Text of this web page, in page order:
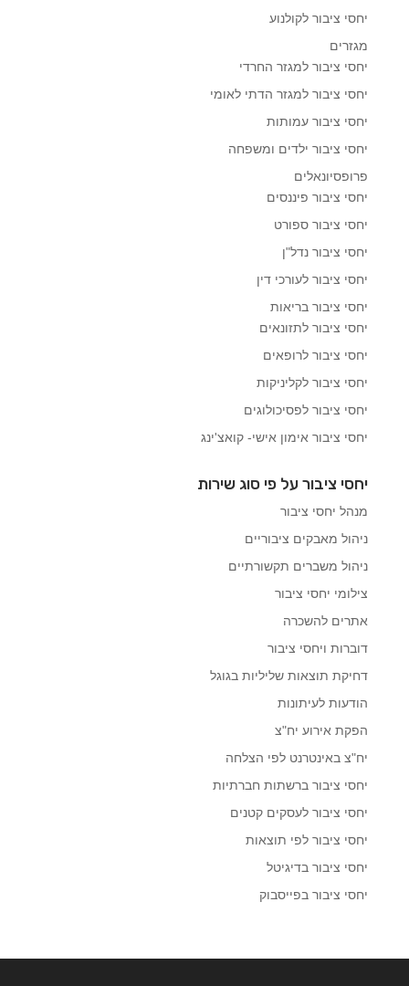
יחסי ציבור לקולנוע
מגזרים
יחסי ציבור למגזר החרדי
יחסי ציבור למגזר הדתי לאומי
יחסי ציבור עמותות
יחסי ציבור ילדים ומשפחה
פרופסיונאלים
יחסי ציבור פיננסים
יחסי ציבור ספורט
יחסי ציבור נדל"ן
יחסי ציבור לעורכי דין
יחסי ציבור בריאות
יחסי ציבור לתזונאים
יחסי ציבור לרופאים
יחסי ציבור לקליניקות
יחסי ציבור לפסיכולוגים
יחסי ציבור אימון אישי- קואצ'ינג
יחסי ציבור על פי סוג שירות
מנהל יחסי ציבור
ניהול מאבקים ציבוריים
ניהול משברים תקשורתיים
צילומי יחסי ציבור
אתרים להשכרה
דוברות ויחסי ציבור
דחיקת תוצאות שליליות בגוגל
הודעות לעיתונות
הפקת אירוע יח"צ
יח"צ באינטרנט לפי הצלחה
יחסי ציבור ברשתות חברתיות
יחסי ציבור לעסקים קטנים
יחסי ציבור לפי תוצאות
יחסי ציבור בדיגיטל
יחסי ציבור בפייסבוק